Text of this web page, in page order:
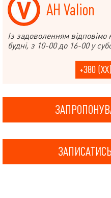
АН Valion
Із задоволенням
будні, з 10-00 до 16-00 у
+380